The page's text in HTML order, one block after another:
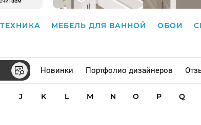
МЕБЕЛЬ ДЛЯ ВАННОЙ ОБОИ
Новинки Портфолио дизайнеров
J K L M N O P Q